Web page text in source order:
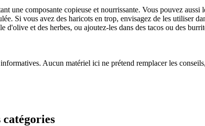
une composante copieuse et nourrissante. Vous pouvez aussi
Si vous avez des haricots en trop, envisagez de les utiliser
d'olive et des herbes, ou ajoutez-les dans des tacos ou des
Aucun matériel ici ne prétend remplacer les